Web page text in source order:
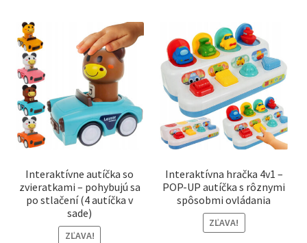
Interaktívne autíčka so
zvieratkami – pohybujú sa
po stlačení (4 autíčka v
sade)
ZĽAVA!
Interaktívna hračka 4v1 –
POP-UP autíčka s rôznymi
spôsobmi ovládania
ZĽAVA!